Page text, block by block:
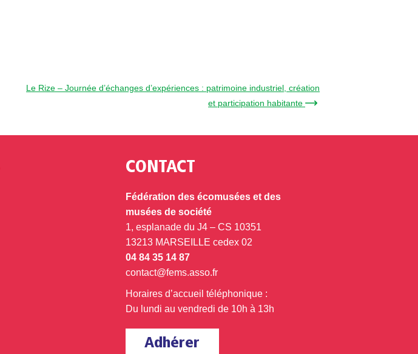
Le Rize – Journée d’échanges d’expériences : patrimoine industriel, création
et participation habitante →
CONTACT
Fédération des écomusées et des
musées de société
1, esplanade du J4 – CS 10351
13213 MARSEILLE cedex 02
04 84 35 14 87
contact@fems.asso.fr
Horaires d’accueil téléphonique :
Du lundi au vendredi de 10h à 13h
Adhérer